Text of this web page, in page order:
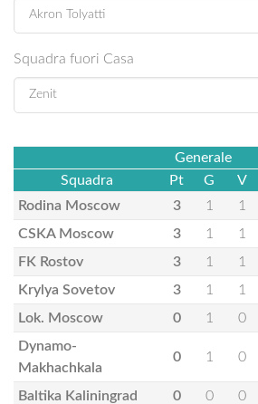
Squadra fuori Casa
Generale
Squadra
Pt G V
Rodina Moscow
3 1 1
CSKA Moscow
3 1 1
FK Rostov
3 1 1
Krylya Sovetov
3 1 1
Lok. Moscow
0 1 0
Dynamo-
Makhachkala
0 1 0
Baltika Kaliningrad 0 0 0